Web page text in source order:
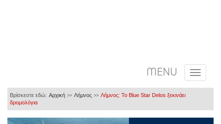
MENU
Βρίσκεστε εδώ: Αρχική >> Λήμνος >> Λήμνος: Το Blue Star Delos ξεκινάει
δρομολόγια